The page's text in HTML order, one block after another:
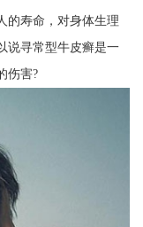
的寿命，对身体生理
说寻常型牛皮癣是一
伤害?